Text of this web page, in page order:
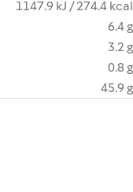
1147.9 kJ / 274.4 kcal
6.4 g
3.2 g
0.8 g
45.9 g